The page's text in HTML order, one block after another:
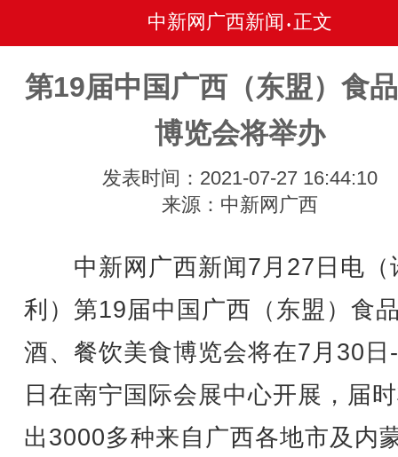
中新网广西新闻 • 正文
第19届中国广西（东盟）食
博览会将举办
发表时间：2021-07-27 16:44:10
来源：中新网广西
中新网广西新闻7月27日电（
利）第19届中国广西（东盟）食
酒、餐饮美食博览会将在7月30日
日在南宁国际会展中心开展，届
出3000多种来自广西各地市及内